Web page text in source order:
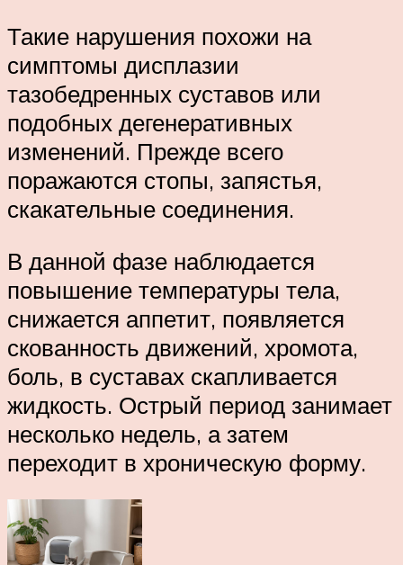
Такие нарушения похожи на
симптомы дисплазии
тазобедренных суставов или
подобных дегенеративных
изменений. Прежде всего
поражаются стопы, запястья,
скакательные соединения.
В данной фазе наблюдается
повышение температуры тела,
снижается аппетит, появляется
скованность движений, хромота,
боль, в суставах скапливается
жидкость. Острый период занимает
несколько недель, а затем
переходит в хроническую форму.